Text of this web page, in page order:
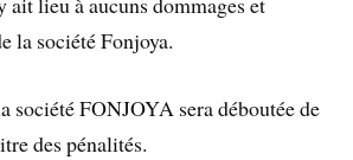
la société Fonjoya.
société FONJOYA sera déboutée de
des pénalités.